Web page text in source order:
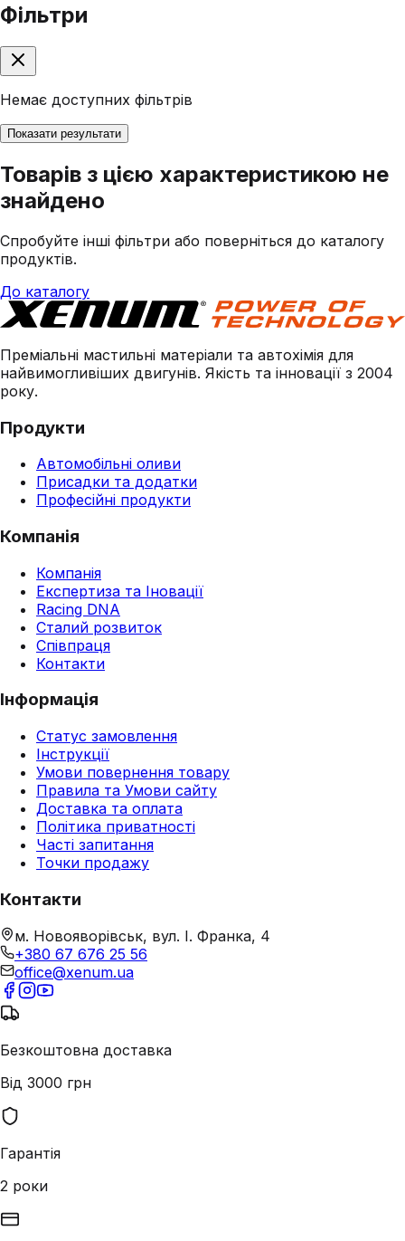
Фільтри
Немає доступних фільтрів
Показати результати
Товарів з цією характеристикою не
знайдено
Спробуйте інші фільтри або поверніться до каталогу
продуктів.
До каталогу
Преміальні мастильні матеріали та автохімія для
найвимогливіших двигунів. Якість та інновації з 2004
року.
Продукти
Автомобільні оливи
Присадки та додатки
Професійні продукти
Компанія
Компанія
Експертиза та Іновації
Racing DNA
Сталий розвиток
Співпраця
Контакти
Інформація
Статус замовлення
Інструкції
Умови повернення товару
Правила та Умови сайту
Доставка та оплата
Політика приватності
Часті запитання
Точки продажу
Контакти
м. Новояворівськ, вул. І. Франка, 4
+380 67 676 25 56
office@xenum.ua
Безкоштовна доставка
Від 3000 грн
Гарантія
2 роки